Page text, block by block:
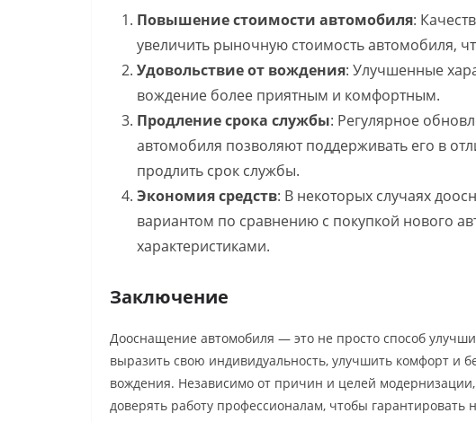
Повышение стоимости автомобиля:
увеличить рыночную стоимость автомобиля,
Удовольствие от вождения: Улучшенные
вождение более приятным и комфортным.
Продление срока службы: Регулярное
автомобиля позволяют поддерживать его в
продлить срок службы.
Экономия средств: В некоторых случаях
вариантом по сравнению с покупкой нового
характеристиками.
Заключение
Дооснащение автомобиля — это не просто способ
выразить свою индивидуальность, улучшить комфорт и
вождения. Независимо от причин и целей
доверять работу профессионалам, чтобы гарантировать